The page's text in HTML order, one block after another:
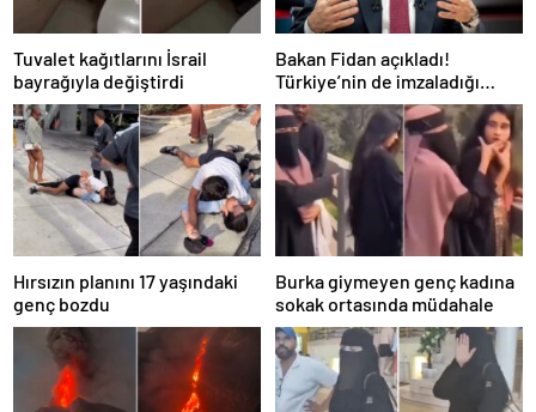
Tuvalet kağıtlarını İsrail
bayrağıyla değiştirdi
Bakan Fidan açıkladı!
Türkiye’nin de imzaladığı
Mekke Anlaşması’nda “NATO”
detayı
Hırsızın planını 17 yaşındaki
genç bozdu
Burka giymeyen genç kadına
sokak ortasında müdahale